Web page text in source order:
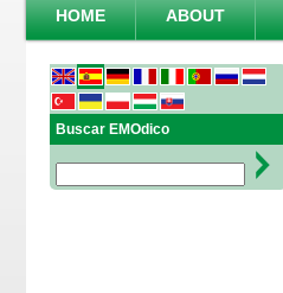
HOME ABOUT
Buscar EMOdico